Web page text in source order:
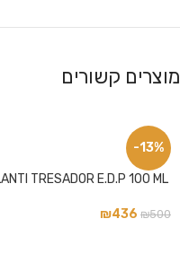
מוצרים קשורים
-13%
₪500
₪436
פייסבוק
אינסטגרם